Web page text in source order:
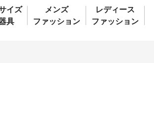
イズ
具
メンズ
ファッション
レディース
ファッション